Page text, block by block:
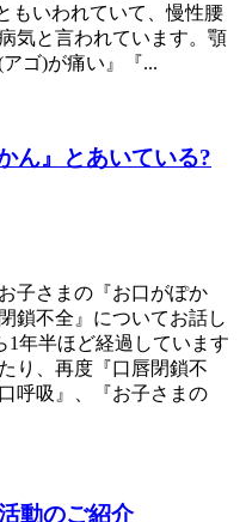
もいわれていて、慢性腰
気と言われています。顎
ゴ)が痛い』『...
ん』とあいている?
子さまの『お口がぽか
鎖不全』についてお話し
1年半ほど経過しています
り、再度『口唇閉鎖不
呼吸』、『お子さまの
動のご紹介